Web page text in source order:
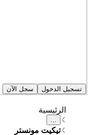
تسجيل الدخول سجل الآن
الرئيسية
تيكيت مونستر